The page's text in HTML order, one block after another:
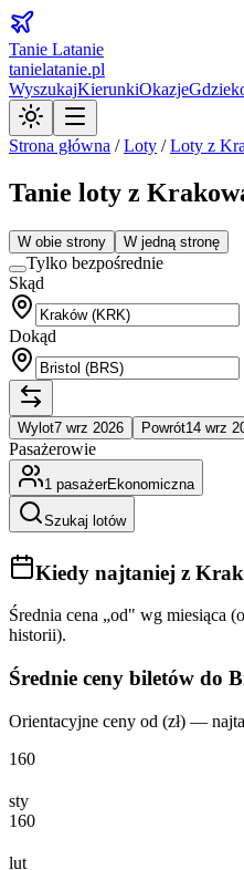
Tanie Latanie
tanielatanie.pl
WyszukajKierunkiOkazje
Strona główna /Loty /Loty z
Tanie loty z
W obie strony W jedną stronę
Tylko bezpośrednie
Skąd
Dokąd
Wylot7 wrz 2026 Powrót14 wrz
Pasażerowie
1 pasażerEkonomiczna
Szukaj lotów
Kiedy najtaniej z
Średnia cena „od" wg miesiąca
historii).
Średnie ceny biletów do
Orientacyjne ceny od (zł) —
160
sty
160
lut